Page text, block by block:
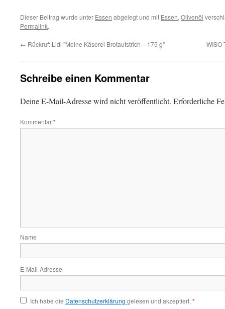
Dieser Beitrag wurde unter Essen abgelegt und mit Essen, Olivenöl
Permalink.
← Rückruf: Lidl "Meine Käserei Brotaufstrich – 175 g"
Schreibe einen Kommentar
Deine E-Mail-Adresse wird nicht veröffentlicht. Erforderliche
Kommentar*
Name
E-Mail-Adresse
Ich habe die Datenschutzerklärung gelesen und akzeptiert. *